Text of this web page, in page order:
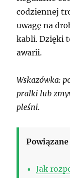
codziennej
uwagę na
kabli. Dzięki
awarii.
Wskazówka:
pralki lub
pleśni.
Jak